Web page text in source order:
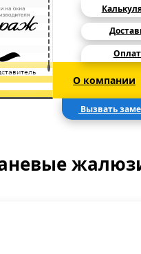
О компании
Вызвать